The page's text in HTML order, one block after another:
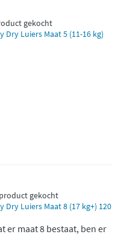
gekocht
Dry Luiers Maat 5 (11-16 kg)
gekocht
Dry Luiers Maat 8 (17 kg+) 120
er maat 8 bestaat, ben er